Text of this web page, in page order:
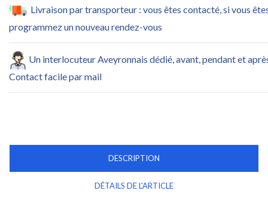
Livraison par transporteur : vous êtes contacté, si vous
programmez un nouveau rendez-vous
Un interlocuteur Aveyronnais dédié, avant, pendant et
Contact facile par mail
DESCRIPTION
DÉTAILS DE L'ARTICLE